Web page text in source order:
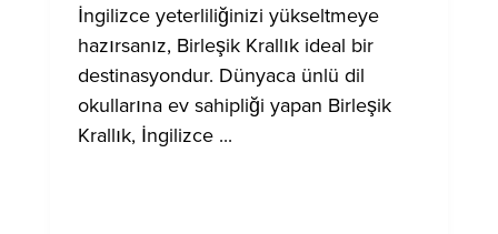
İngilizce yeterliliğinizi yükseltmeye
hazırsanız, Birleşik Krallık ideal bir
destinasyondur. Dünyaca ünlü dil
okullarına ev sahipliği yapan Birleşik
Krallık, İngilizce ...